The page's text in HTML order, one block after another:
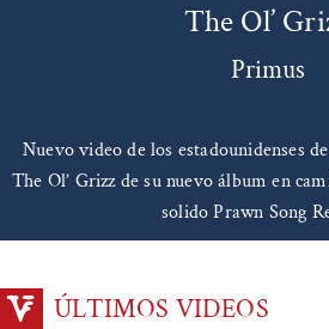
The Ol’
Primus
Nuevo video de los estadounidenses
The Ol’ Grizz de su nuevo álbum en
solido Prawn Song
ÚLTIMOS VIDEOS